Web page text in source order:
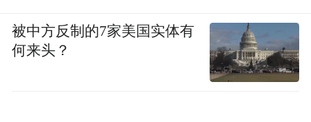
被中方反制的7家美国实体有
何来头？